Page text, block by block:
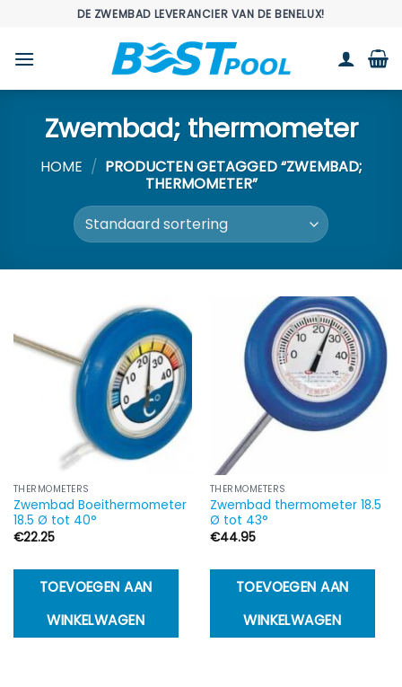
inhoud
DE ZWEMBAD LEVERANCIER VAN DE BENELUX!
Zwembad; thermometer
HOME / PRODUCTEN GETAGGED “ZWEMBAD;
THERMOMETER”
THERMOMETERS
Zwembad Boeithermometer
18.5 Ø tot 40°
€22.25
TOEVOEGEN AAN
WINKELWAGEN
THERMOMETERS
Zwembad thermometer 18.5
Ø tot 43°
€44.95
TOEVOEGEN AAN
WINKELWAGEN